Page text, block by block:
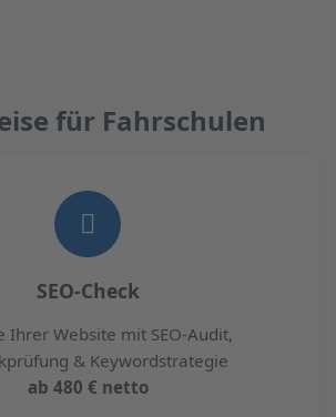
für Fahrschulen
SEO-Check
Ihrer Website mit SEO-Audit,
& Keywordstrategie
ab 480 € netto